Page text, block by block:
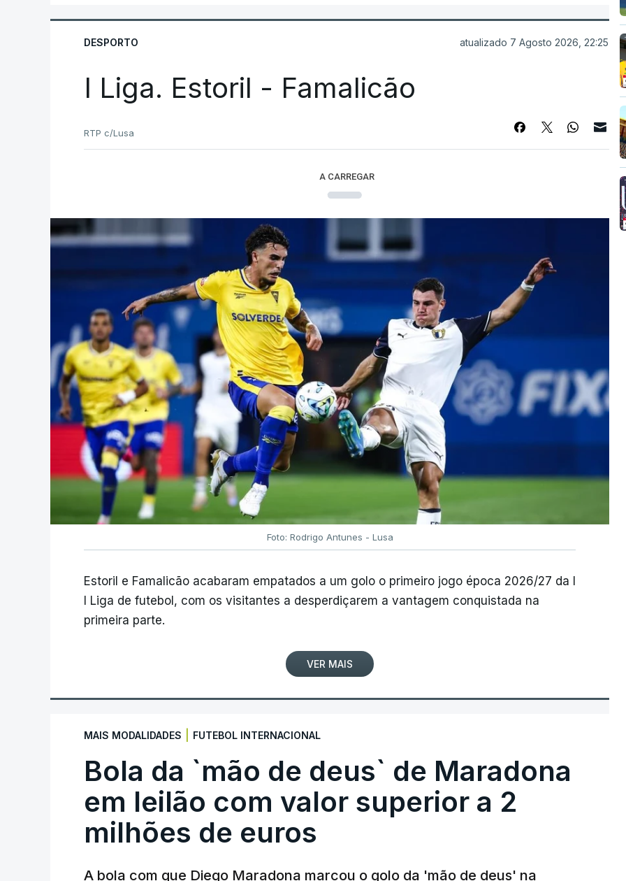
DESPORTO atualizado 7 Agosto 2026, 22:25
I Liga. Estoril - Famalicão
RTP c/Lusa
A CARREGAR
Foto: Rodrigo Antunes - Lusa
Estoril e Famalicão acabaram empatados a um golo o primeiro jogo época 2026/27 da I
I Liga de futebol, com os visitantes a desperdiçarem a vantagem conquistada na
primeira parte.
VER MAIS
MAIS MODALIDADES FUTEBOL INTERNACIONAL
Bola da `mão de deus` de Maradona
em leilão com valor superior a 2
milhões de euros
A bola com que Diego Maradona marcou o golo da 'mão de deus' na